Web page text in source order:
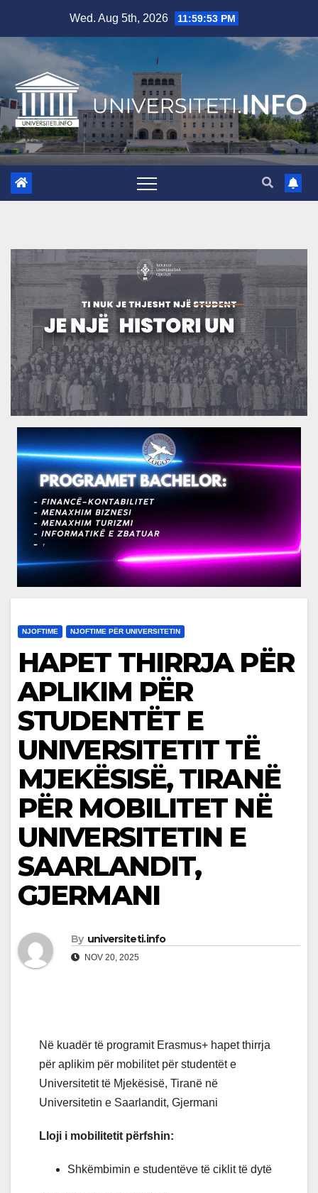
content
Wed. Aug 5th, 2026 11:59:54 PM
NJOFTIME NJOFTIME PËR UNIVERSITETIN
HAPET THIRRJA PËR
APLIKIM PËR
STUDENTËT E
UNIVERSITETIT TË
MJEKËSISË, TIRANË
PËR MOBILITET NË
UNIVERSITETIN E
SAARLANDIT,
GJERMANI
By universiteti.info
NOV 20, 2025
Në kuadër të programit Erasmus+ hapet thirrja
për aplikim për mobilitet për studentët e
Universitetit të Mjekësisë, Tiranë në
Universitetin e Saarlandit, Gjermani
Lloji i mobilitetit përfshin:
Shkëmbimin e studentëve të ciklit të dytë